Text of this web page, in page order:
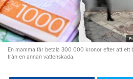
En mamma får betala 300 000 kronor efter att ett
från en annan vattenskada.